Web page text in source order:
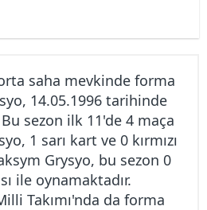
saha mevkinde forma
14.05.1996 tarihinde
sezon ilk 11'de 4 maça
1 sarı kart ve 0 kırmızı
Grysyo, bu sezon 0
ile oynamaktadır.
Takımı'nda da forma